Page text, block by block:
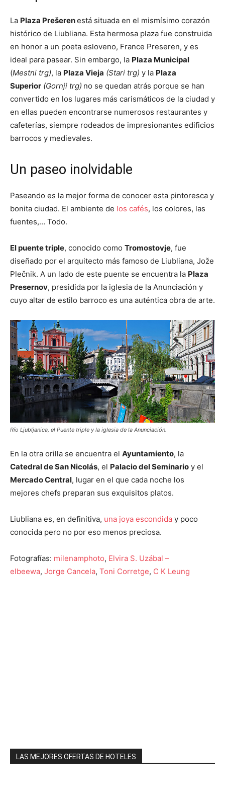
La Plaza Prešerenestá situada en el mismísimo corazón
histórico de Liubliana. Esta hermosa plaza fue construida
en honor a un poeta esloveno, France Preseren, y es
ideal para pasear. Sin embargo, la Plaza Municipal
(Mestni trg), la Plaza Vieja (Stari trg) y la Plaza
Superior (Gornji trg) no se quedan atrás porque se han
convertido en los lugares más carismáticos de la ciudad y
en ellas pueden encontrarse numerosos restaurantes y
cafeterías, siempre rodeados de impresionantes edificios
barrocos y medievales.
Un paseo inolvidable
Paseando es la mejor forma de conocer esta pintoresca y
bonita ciudad. El ambiente de los cafés, los colores, las
fuentes,… Todo.
El puente triple, conocido como Tromostovje, fue
diseñado por el arquitecto más famoso de Liubliana, Jože
Plečnik. A un lado de este puente se encuentra la Plaza
Presernov, presidida por la iglesia de la Anunciación y
cuyo altar de estilo barroco es una auténtica obra de arte.
Río Ljubljanica, el Puente triple y la iglesia de la Anunciación.
En la otra orilla se encuentra el Ayuntamiento, la
Catedral de San Nicolás, el Palacio del Seminario y el
Mercado Central, lugar en el que cada noche los
mejores chefs preparan sus exquisitos platos.
Liubliana es, en definitiva, una joya escondida y poco
conocida pero no por eso menos preciosa.
Fotografías: milenamphoto, Elvira S. Uzábal –
elbeewa, Jorge Cancela, Toni Corretge, C K Leung
LAS MEJORES OFERTAS DE HOTELES